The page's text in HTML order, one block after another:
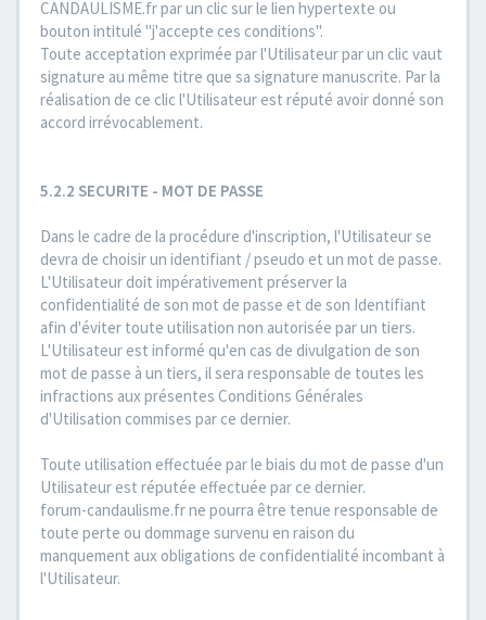
CANDAULISME.fr par un clic sur le lien hypertexte ou
bouton intitulé "j'accepte ces conditions".
Toute acceptation exprimée par l'Utilisateur par un clic vaut
signature au même titre que sa signature manuscrite. Par la
réalisation de ce clic l'Utilisateur est réputé avoir donné son
accord irrévocablement.
5.2.2 SECURITE - MOT DE PASSE
Dans le cadre de la procédure d'inscription, l'Utilisateur se
devra de choisir un identifiant / pseudo et un mot de passe.
L'Utilisateur doit impérativement préserver la
confidentialité de son mot de passe et de son Identifiant
afin d'éviter toute utilisation non autorisée par un tiers.
L'Utilisateur est informé qu'en cas de divulgation de son
mot de passe à un tiers, il sera responsable de toutes les
infractions aux présentes Conditions Générales
d'Utilisation commises par ce dernier.
Toute utilisation effectuée par le biais du mot de passe d'un
Utilisateur est réputée effectuée par ce dernier.
forum-candaulisme.fr ne pourra être tenue responsable de
toute perte ou dommage survenu en raison du
manquement aux obligations de confidentialité incombant à
l'Utilisateur.